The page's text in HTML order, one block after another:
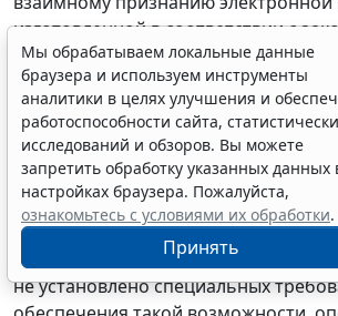
изготовленной в соответствии с
одного государства-члена
международного договора, другим
членом соответствующего
договора, для использования в
государственных (муниципальных)
На основании изложенного,
пунктов 12 и 14 Плана, а также
внимание, что Соглашением,
не установлено специальных
Мы обрабатываем локальные данные
браузера и используем инструменты
аналитики в целях улучшения и
работоспособности сайта,
исследований и обзоров. Вы можете
запретить обработку указанных данных
настройках браузера. Пожалуйста,
ознакомьтесь с условиями их обработки.
Принять